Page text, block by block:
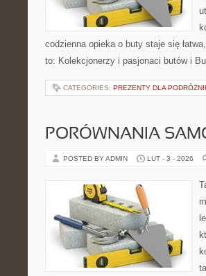
codzienna opieka o buty staje się
to: Kolekcjonerzy i pasjonaci butów i
CATEGORIES: PREZENTY DLA
PORÓWNANIA
POSTED BY ADMIN LUT - 3 - 2026